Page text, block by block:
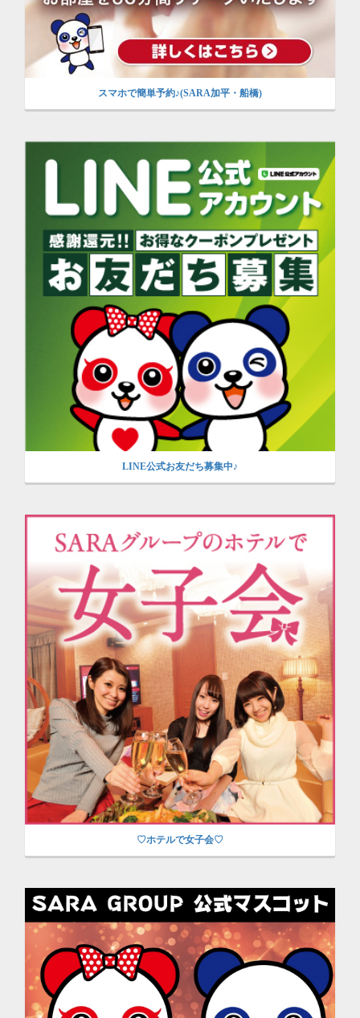
スマホで簡単予約♪(SARA加平・船橋)
LINE公式お友だち募集中♪
♡ホテルで女子会♡